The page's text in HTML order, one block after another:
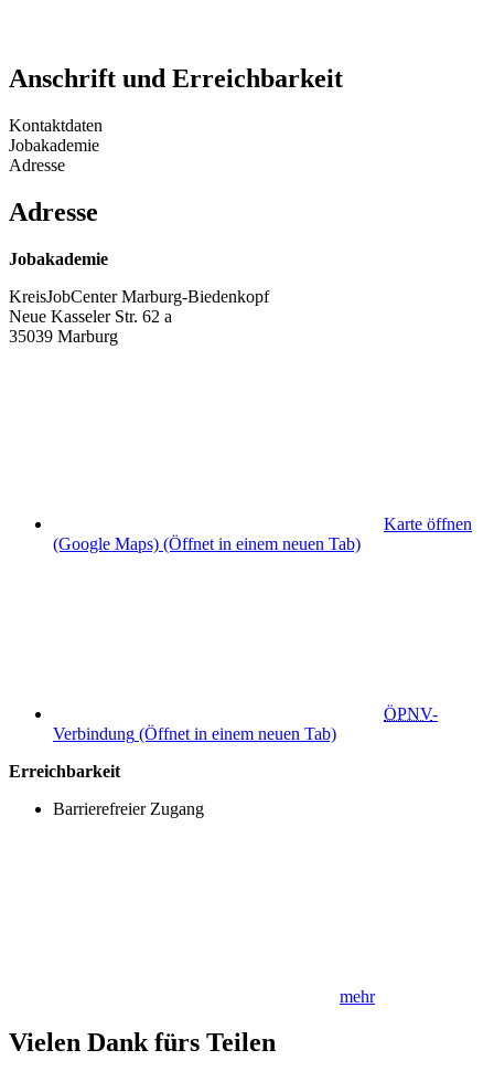
Anschrift und Erreichbarkeit
Kontaktdaten
Jobakademie
Adresse
Adresse
Jobakademie
KreisJobCenter Marburg-Biedenkopf
Neue Kasseler Str. 62 a
35039 Marburg
Karte öffnen
(Google Maps) (Öffnet in einem neuen Tab)
ÖPNV-
Verbindung (Öffnet in einem neuen Tab)
Erreichbarkeit
Barrierefreier Zugang
mehr
Vielen Dank fürs Teilen